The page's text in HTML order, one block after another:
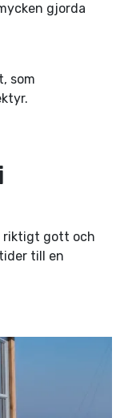
gjorda
som
riktigt gott och
till en